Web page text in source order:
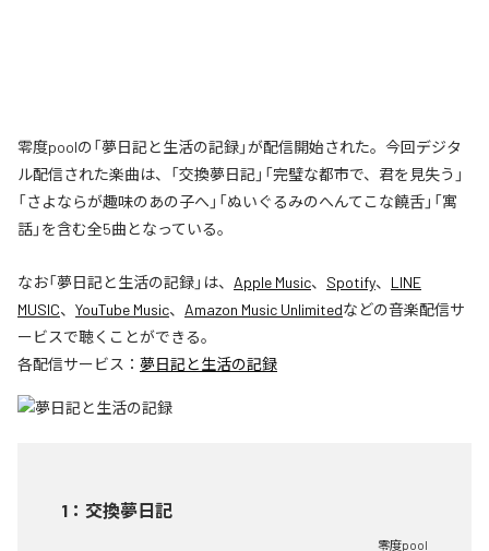
零度poolの「夢日記と生活の記録」が配信開始された。今回デジタ
ル配信された楽曲は、「交換夢日記」「完璧な都市で、君を見失う」
「さよならが趣味のあの子へ」「ぬいぐるみのへんてこな饒舌」「寓
話」を含む全5曲となっている。
なお「夢日記と生活の記録」は、 Apple Music、 Spotify、 LINE
MUSIC、 YouTube Music、 Amazon Music Unlimitedなどの音楽配信サ
ービスで聴くことができる。
各配信サービス： 夢日記と生活の記録
1 ： 交換夢日記
零度pool